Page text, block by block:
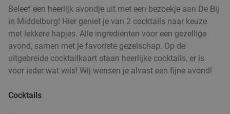
Beleef een heerlijk avondje uit met een bezoekje aan De Bij
in Middelburg! Hier geniet je van 2 cocktails naar keuze
met lekkere hapjes. Alle ingrediënten voor een gezellige
avond, samen met je favoriete gezelschap. Op de
uitgebreide cocktailkaart staan heerlijke cocktails, er is
voor ieder wat wils! Wij wensen je alvast een fijne avond!
Cocktails